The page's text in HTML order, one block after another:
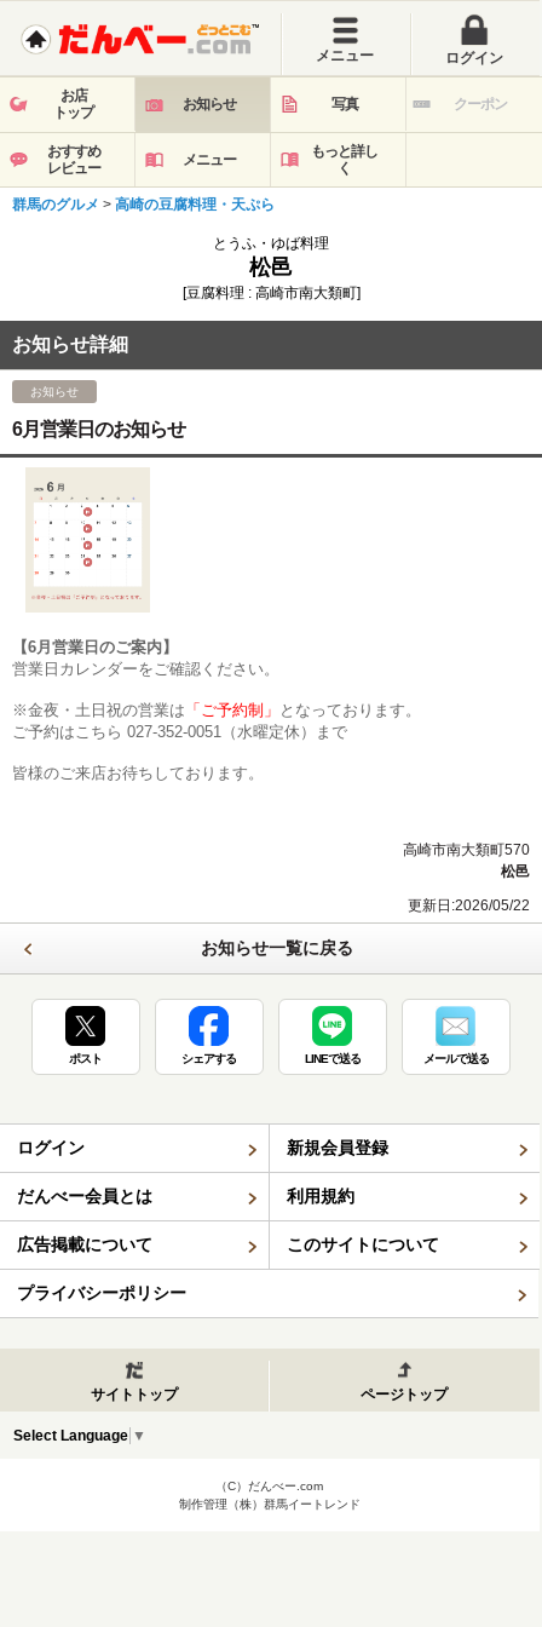
メニュー ログイン
お店
トップ
お知らせ 写真 クーポン
おすすめ
レビュー
メニュー
もっと詳し
く
群馬のグルメ > 高崎の豆腐料理・天ぷら
とうふ・ゆば料理
松邑
[豆腐料理 : 高崎市南大類町]
お知らせ詳細
お知らせ
6月営業日のお知らせ
【6月営業日のご案内】
営業日カレンダーをご確認ください。
※金夜・土日祝の営業は 「ご予約制」 となっております。
ご予約はこちら 027-352-0051（水曜定休）まで
皆様のご来店お待ちしております。
高崎市南大類町570
松邑
更新日:2026/05/22
お知らせ一覧に戻る
ポスト シェアする LINEで送る メールで送る
ログイン 新規会員登録
だんべー会員とは 利用規約
広告掲載について このサイトについて
プライバシーポリシー
サイトトップ ページトップ
Select Language ▼
（C）だんべー.com
制作管理（株）群馬イートレンド